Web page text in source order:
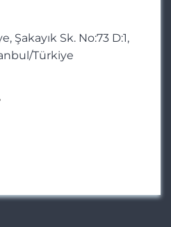
Şakayık Sk. No:73 D:1,
Türkiye